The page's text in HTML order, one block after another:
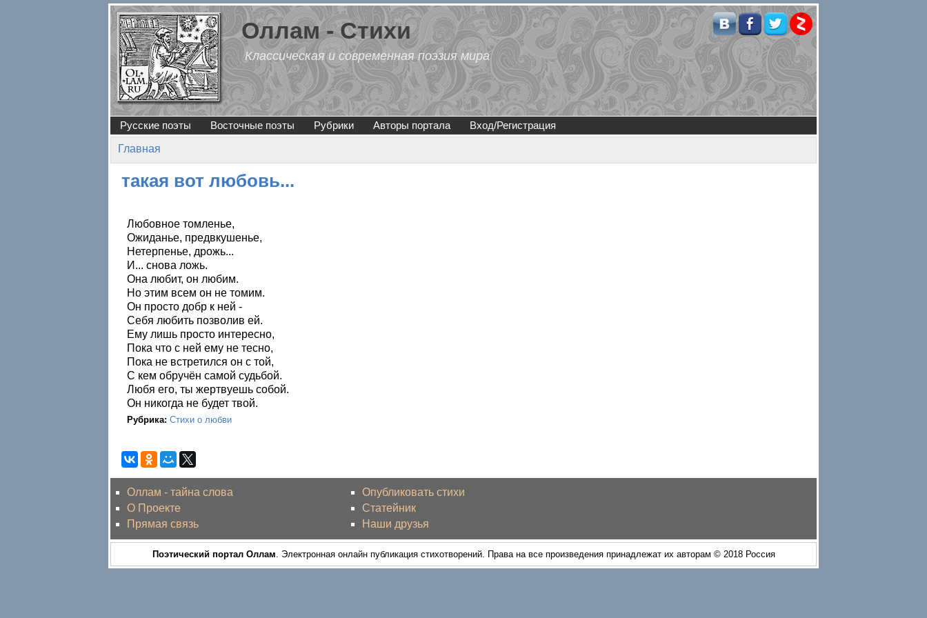
Перейти к основному содержанию
Оллам - Стихи
Классическая и современная поэзия мира
Русские поэты Восточные поэты Рубрики Авторы портала Вход/Регистрация
Вы здесь
Главная
такая вот любовь...
Любовное томленье,
Ожиданье, предвкушенье,
Нетерпенье, дрожь...
И... снова ложь.
Она любит, он любим.
Но этим всем он не томим.
Он просто добр к ней -
Себя любить позволив ей.
Ему лишь просто интересно,
Пока что с ней ему не тесно,
Пока не встретился он с той,
С кем обручён самой судьбой.
Любя его, ты жертвуешь собой.
Он никогда не будет твой.
Рубрика: Стихи о любви
Оллам - тайна слова
О Проекте
Прямая связь
Опубликовать стихи
Статейник
Наши друзья
Поэтический портал Оллам . Электронная онлайн публикация стихотворений. Права на все произведения принадлежат их авторам © 2018 Россия